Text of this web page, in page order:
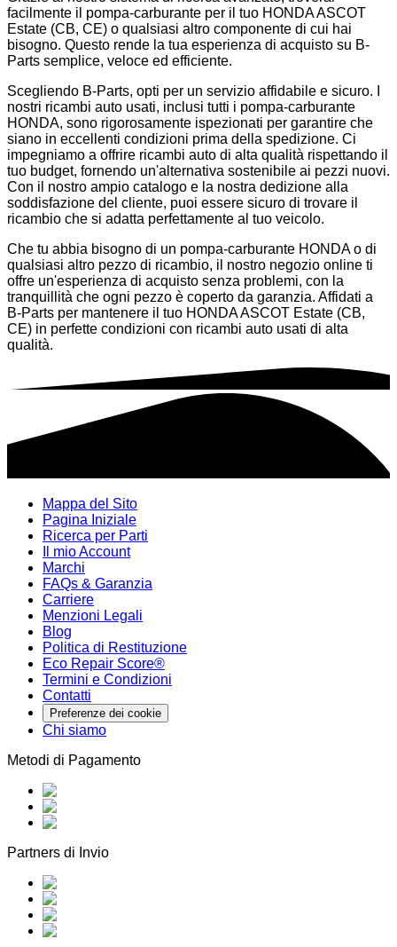
facilmente il pompa-carburante per il tuo HONDA ASCOT
Estate (CB, CE) o qualsiasi altro componente di cui hai
bisogno. Questo rende la tua esperienza di acquisto su B-
Parts semplice, veloce ed efficiente.
Scegliendo B-Parts, opti per un servizio affidabile e sicuro. I
nostri ricambi auto usati, inclusi tutti i pompa-carburante
HONDA, sono rigorosamente ispezionati per garantire che
siano in eccellenti condizioni prima della spedizione. Ci
impegniamo a offrire ricambi auto di alta qualità rispettando il
tuo budget, fornendo un'alternativa sostenibile ai pezzi nuovi.
Con il nostro ampio catalogo e la nostra dedizione alla
soddisfazione del cliente, puoi essere sicuro di trovare il
ricambio che si adatta perfettamente al tuo veicolo.
Che tu abbia bisogno di un pompa-carburante HONDA o di
qualsiasi altro pezzo di ricambio, il nostro negozio online ti
offre un'esperienza di acquisto senza problemi, con la
tranquillità che ogni pezzo è coperto da garanzia. Affidati a
B-Parts per mantenere il tuo HONDA ASCOT Estate (CB,
CE) in perfette condizioni con ricambi auto usati di alta
qualità.
Mappa del Sito
Pagina Iniziale
Ricerca per Parti
Il mio Account
Marchi
FAQs & Garanzia
Carriere
Menzioni Legali
Blog
Politica di Restituzione
Eco Repair Score®
Termini e Condizioni
Contatti
Preferenze dei cookie
Chi siamo
Metodi di Pagamento
Partners di Invio